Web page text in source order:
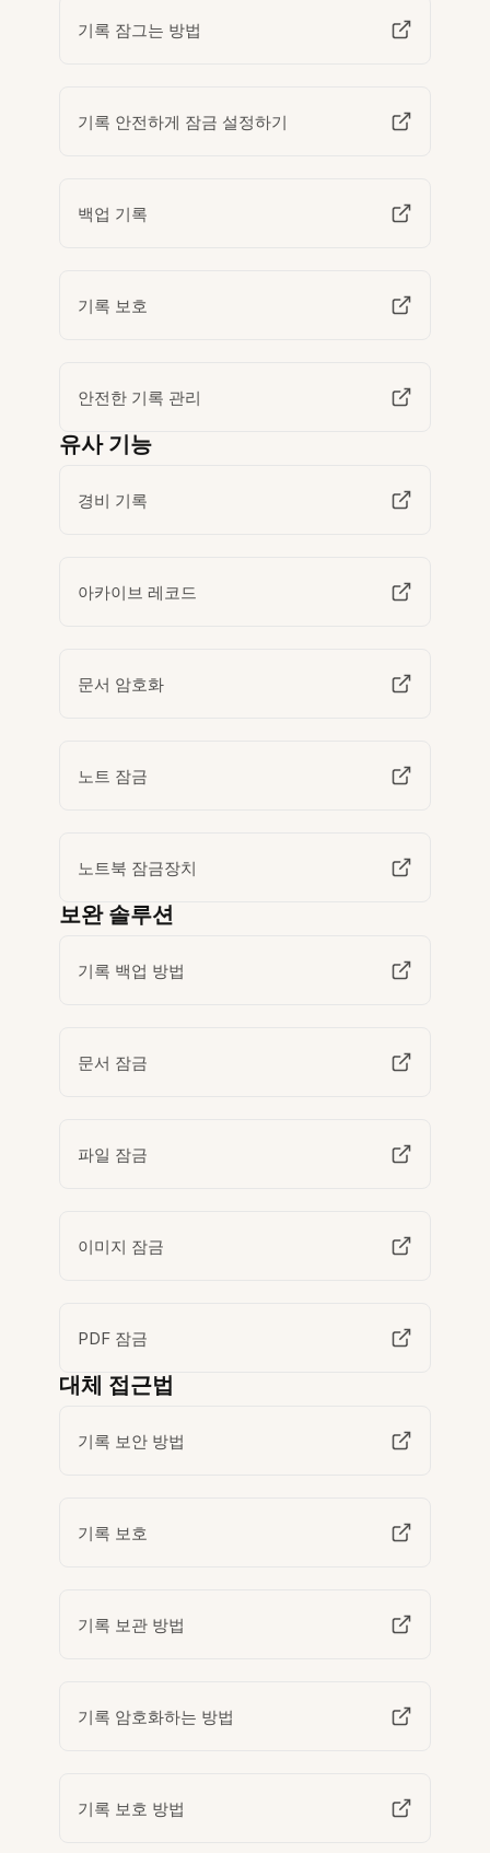
기록 잠그는 방법
기록 안전하게 잠금 설정하기
백업 기록
기록 보호
안전한 기록 관리
유사 기능
경비 기록
아카이브 레코드
문서 암호화
노트 잠금
노트북 잠금장치
보완 솔루션
기록 백업 방법
문서 잠금
파일 잠금
이미지 잠금
PDF 잠금
대체 접근법
기록 보안 방법
기록 보호
기록 보관 방법
기록 암호화하는 방법
기록 보호 방법